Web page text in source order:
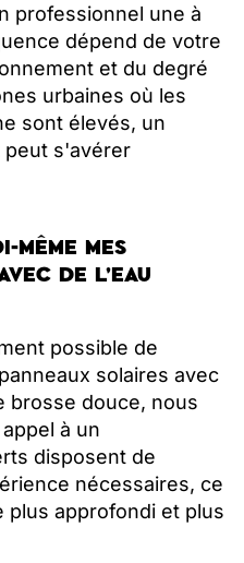
professionnel une à
dépend de votre
et du degré
urbaines où les
sont élevés, un
s'avérer
MÊME MES
DE L'EAU
possible de
solaires avec
brosse douce, nous
à un
disposent de
nécessaires, ce
plus approfondi et plus